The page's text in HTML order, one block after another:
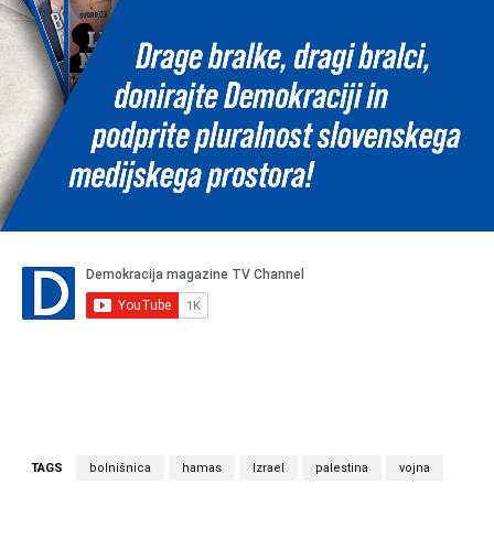
TAGS bolnišnica hamas Izrael palestina vojna